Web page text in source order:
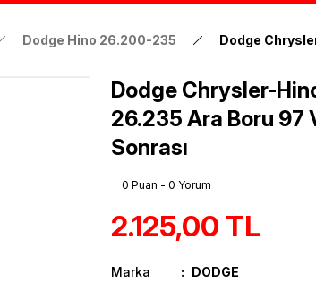
Dodge Hino 26.200-235 Dodge
Dodge Chrysler-
26.235 Ara Boru 97
Sonrası
0 Puan - 0 Yorum
2.125,00 TL
Marka DODGE